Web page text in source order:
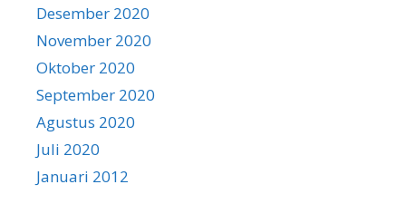
Desember 2020
November 2020
Oktober 2020
September 2020
Agustus 2020
Juli 2020
Januari 2012